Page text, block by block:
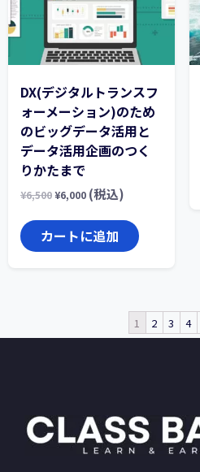
DX(デジタルトランスフ
ォーメーション)のため
のビッグデータ活用と
データ活用企画のつく
りかたまで
¥6,500¥6,000 (税込)
カートに追加
1 2 3 4